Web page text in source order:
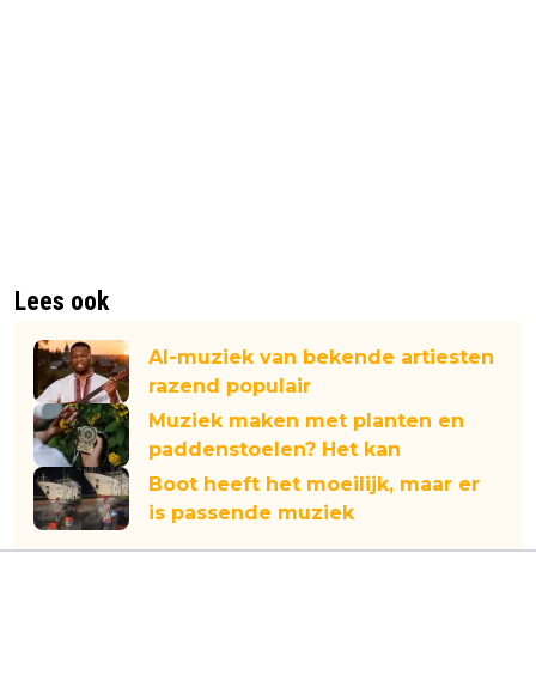
Lees ook
AI-muziek van bekende artiesten
razend populair
Muziek maken met planten en
paddenstoelen? Het kan
Boot heeft het moeilijk, maar er
is passende muziek